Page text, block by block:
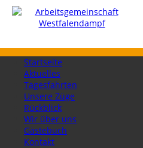
Startseite
Aktuelles
Tagesfahrten
Unsere Züge
Rückblick
Wir über uns
Gästebuch
Kontakt